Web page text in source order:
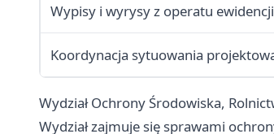
Wypisy i wyrysy z operatu
Koordynacja sytuowania
Wydział Ochrony Środowiska,
Wydział zajmuje się sprawami